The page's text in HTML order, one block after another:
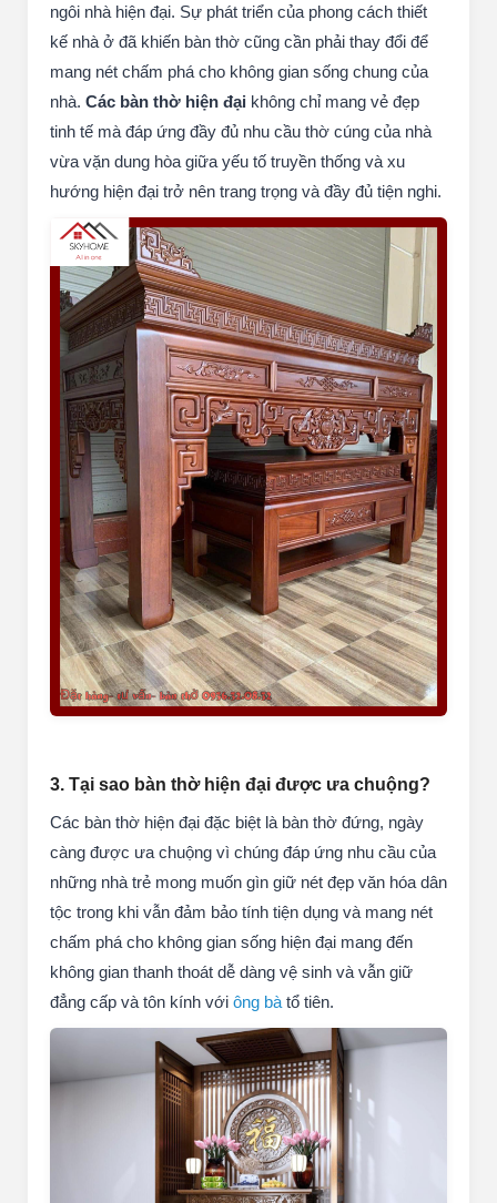
ngôi nhà hiện đại. Sự phát triển của phong cách thiết
kế nhà ở đã khiến bàn thờ cũng cần phải thay đổi để
mang nét chấm phá cho không gian sống chung của
nhà. Các bàn thờ hiện đại không chỉ mang vẻ đẹp
tinh tế mà đáp ứng đầy đủ nhu cầu thờ cúng của nhà
vừa vặn dung hòa giữa yếu tố truyền thống và xu
hướng hiện đại trở nên trang trọng và đầy đủ tiện nghi.
3. Tại sao bàn thờ hiện đại được ưa chuộng?
Các bàn thờ hiện đại đặc biệt là bàn thờ đứng, ngày
càng được ưa chuộng vì chúng đáp ứng nhu cầu của
những nhà trẻ mong muốn gìn giữ nét đẹp văn hóa dân
tộc trong khi vẫn đảm bảo tính tiện dụng và mang nét
chấm phá cho không gian sống hiện đại mang đến
không gian thanh thoát dễ dàng vệ sinh và vẫn giữ
đẳng cấp và tôn kính với ông bà tổ tiên.